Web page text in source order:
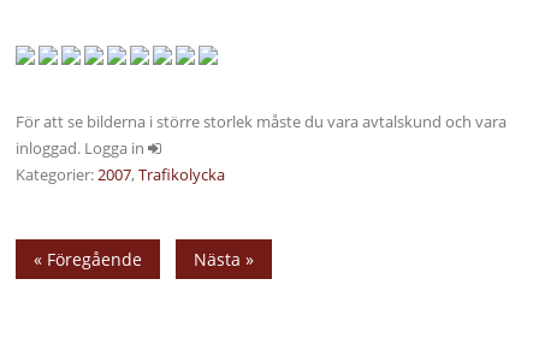
För att se bilderna i större storlek måste du vara avtalskund och vara
inloggad. Logga in
Kategorier:2007,Trafikolycka
« Föregående Nästa »